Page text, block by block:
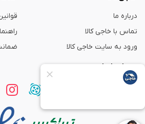
درباره ما
تماس با خاجی کالا
ورود به سایت خاجی‌ کالا
همراه با ما